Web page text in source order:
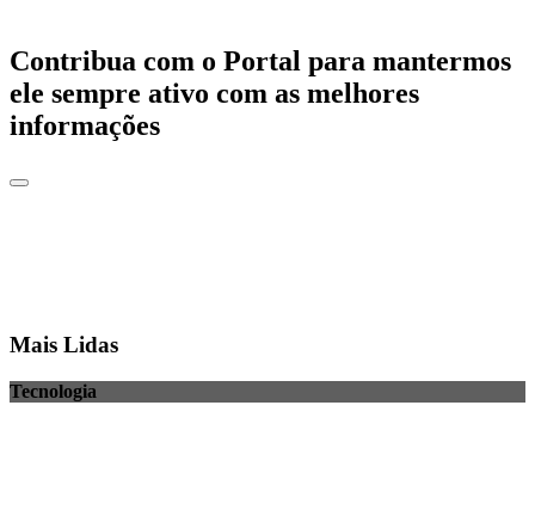
Contribua com o Portal para mantermos
ele sempre ativo com as melhores
informações
Mais Lidas
Tecnologia